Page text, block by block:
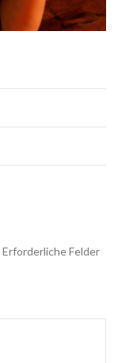
Erforderliche Felder